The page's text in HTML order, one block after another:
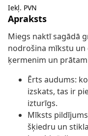
Iekļ. PVN
Apraksts
Miegs naktī sagādā
nodrošina mīkstu un
ķermenim un
Ērts audums:
izskats, tas ir
izturīgs.
Mīksts
šķiedru un